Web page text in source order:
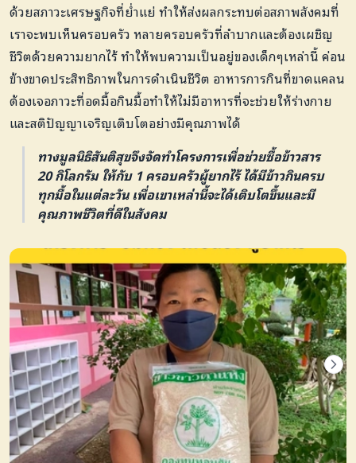
ด้วยสภาวะเศรษฐกิจที่ย่ำแย่ ทำให้ส่งผลกระทบต่อสภาพสังคมที่
เราจะพบเห็นครอบครัว หลายครอบครัวที่ลำบากและต้องเผชิญ
ชีวิตด้วยความยากไร้ ทำให้พบความเป็นอยู่ของเด็กๆเหล่านี้ ค่อน
ข้างขาดประสิทธิภาพในการดำเนินชีวิต อาหารการกินที่ขาดแคลน
ต้องเจอภาวะที่อดมื้อกินมื้อทำให้ไม่มีอาหารที่จะช่วยให้ร่างกาย
และสติปัญญาเจริญเติบโตอย่างมีคุณภาพได้
ทางมูลนิธิสันติสุขจึงจัดทำโครงการเพื่อช่วยซื้อข้าวสาร
20 กิโลกรัม ให้กับ 1 ครอบครัวผู้ยากไร้ ได้มีข้าวกินครบ
ทุกมื้อในแต่ละวัน เพื่อเขาเหล่านี้จะได้เติบโตขึ้นและมี
คุณภาพชีวิตที่ดีในสังคม